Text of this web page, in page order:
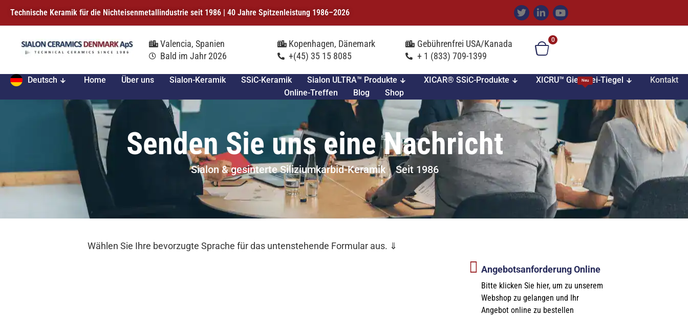
Technische Keramik für die Nichteisenmetallindustrie seit 1986 | 40 Jahre Spitzenleistung 1986–2026
Valencia, Spanien
Bald im Jahr 2026
Kopenhagen, Dänemark
+(45) 35 15 8085
Gebührenfrei USA/Kanada
+ 1 (833) 709-1399
0
Deutsch Home Über uns Sialon-Keramik SSiC-Keramik Sialon ULTRA™ Produkte XICAR® SSiC-Produkte Neu
XICRU™ Gießerei-Tiegel
Kontakt
Online-Treffen
Blog Shop
Senden Sie uns eine Nachricht
Sialon & gesinterte Siliziumkarbid-Keramik Seit 1986
Wählen Sie Ihre bevorzugte Sprache für das untenstehende Formular aus. ⇓
Angebotsanforderung Online
Bitte klicken Sie hier, um zu unserem
Webshop zu gelangen und Ihr
Angebot online zu bestellen